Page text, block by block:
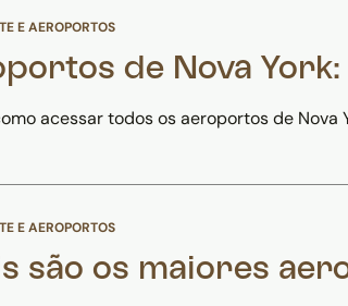
E AEROPORTOS
de Nova
acessar todos os aeroportos de
E AEROPORTOS
são os maiores